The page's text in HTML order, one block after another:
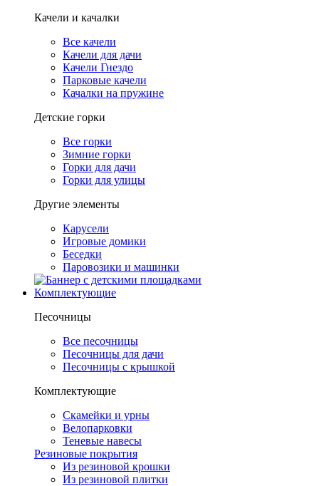
Качели и качалки
Все качели
Качели для дачи
Качели Гнездо
Парковые качели
Качалки на пружине
Детские горки
Все горки
Зимние горки
Горки для дачи
Горки для улицы
Другие элементы
Карусели
Игровые домики
Беседки
Паровозики и машинки
Комплектующие
Песочницы
Все песочницы
Песочницы для дачи
Песочницы с крышкой
Комплектующие
Скамейки и урны
Велопарковки
Теневые навесы
Резиновые покрытия
Из резиновой крошки
Из резиновой плитки